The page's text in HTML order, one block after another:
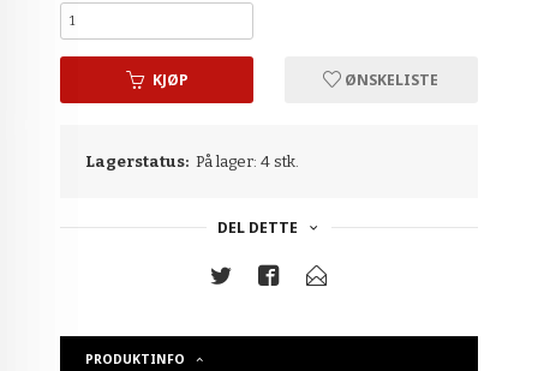
KJØP ØNSKELISTE
Lagerstatus: På lager: 4 stk.
DEL DETTE
PRODUKTINFO